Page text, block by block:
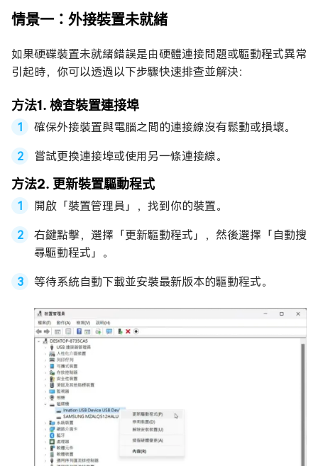
情景一：外接裝置未就緒
如果硬碟裝置未就緒錯誤是由硬體連接問題或驅動程式異常
引起時，你可以透過以下步驟快速排查並解決：
方法1. 檢查裝置連接埠
確保外接裝置與電腦之間的連接線沒有鬆動或損壞。
嘗試更換連接埠或使用另一條連接線。
方法2. 更新裝置驅動程式
開啟「裝置管理員」，找到你的裝置。
右鍵點擊，選擇「更新驅動程式」，然後選擇「自動搜
尋驅動程式」。
等待系統自動下載並安裝最新版本的驅動程式。